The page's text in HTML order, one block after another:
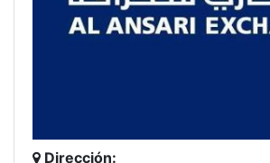
Dirección: